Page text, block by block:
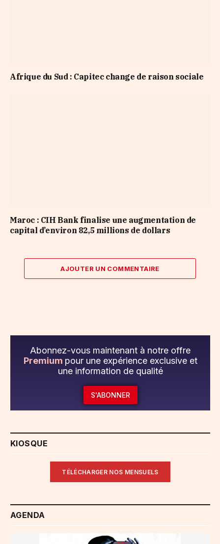
Afrique du Sud : Capitec change de raison sociale
Maroc : CIH Bank finalise une augmentation de
capital d’environ 82,5 millions de dollars
AJOUTER UN COMMENTAIRE
Abonnez-vous maintenant à notre offre
Premium pour une expérience exclusive et
une information de qualité
S'ABONNER
KIOSQUE
TÉLÉCHARGER NOS MENSUELS
AGENDA